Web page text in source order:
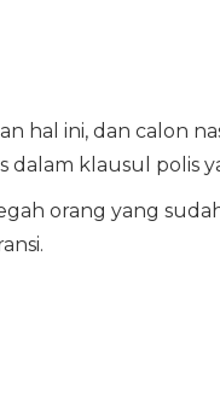
hal ini, dan calon
klausul polis
orang yang